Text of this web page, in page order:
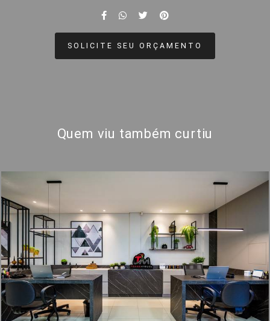
SOLICITE SEU ORÇAMENTO
Quem viu também curtiu
1216 0